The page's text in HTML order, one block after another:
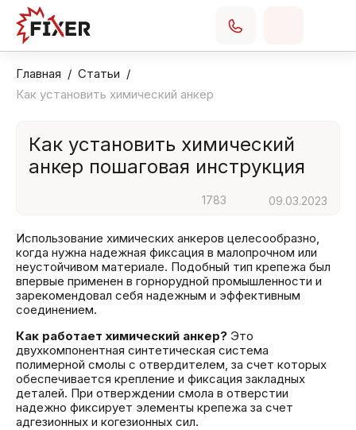
Главная
Статьи
Как установить химический анкер
Как установить химический
анкер пошаговая инструкция
1783 09.03.2023
Использование химических анкеров целесообразно,
когда нужна надежная фиксация в малопрочном или
неустойчивом материале. Подобный тип крепежа был
впервые применен в горнорудной промышленности и
зарекомендовал себя надежным и эффективным
соединением.
Как работает химический анкер? Это
двухкомпонентная синтетическая система
полимерной смолы с отвердителем, за счет которых
обеспечивается крепление и фиксация закладных
деталей. При отверждении смола в отверстии
надежно фиксирует элементы крепежа за счет
адгезионных и когезионных сил.